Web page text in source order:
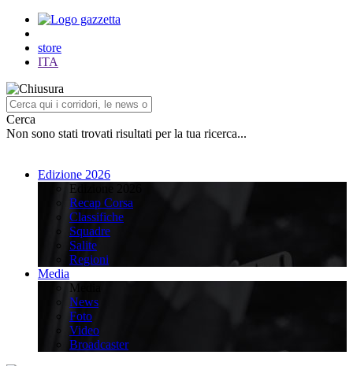
store
ITA
Cerca
Non sono stati trovati risultati per la tua ricerca...
Edizione 2026
Edizione 2026
Recap Corsa
Classifiche
Squadre
Salite
Regioni
Media
Media
News
Foto
Video
Broadcaster